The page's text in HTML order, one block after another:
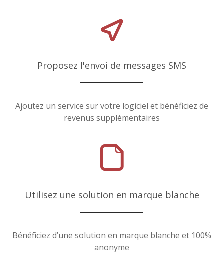
Proposez l'envoi de messages SMS
Ajoutez un service sur votre logiciel et bénéficiez de
revenus supplémentaires
Utilisez une solution en marque blanche
Bénéficiez d’une solution en marque blanche et 100%
anonyme